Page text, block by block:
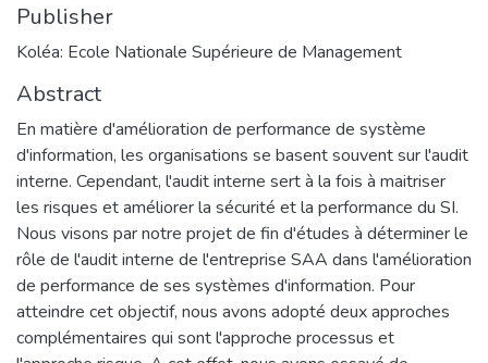
Publisher
Koléa: Ecole Nationale Supérieure de Management
Abstract
En matière d'amélioration de performance de système
d'information, les organisations se basent souvent sur l'audit
interne. Cependant, l'audit interne sert à la fois à maitriser
les risques et améliorer la sécurité et la performance du SI.
Nous visons par notre projet de fin d'études à déterminer le
rôle de l'audit interne de l'entreprise SAA dans l'amélioration
de performance de ses systèmes d'information. Pour
atteindre cet objectif, nous avons adopté deux approches
complémentaires qui sont l'approche processus et